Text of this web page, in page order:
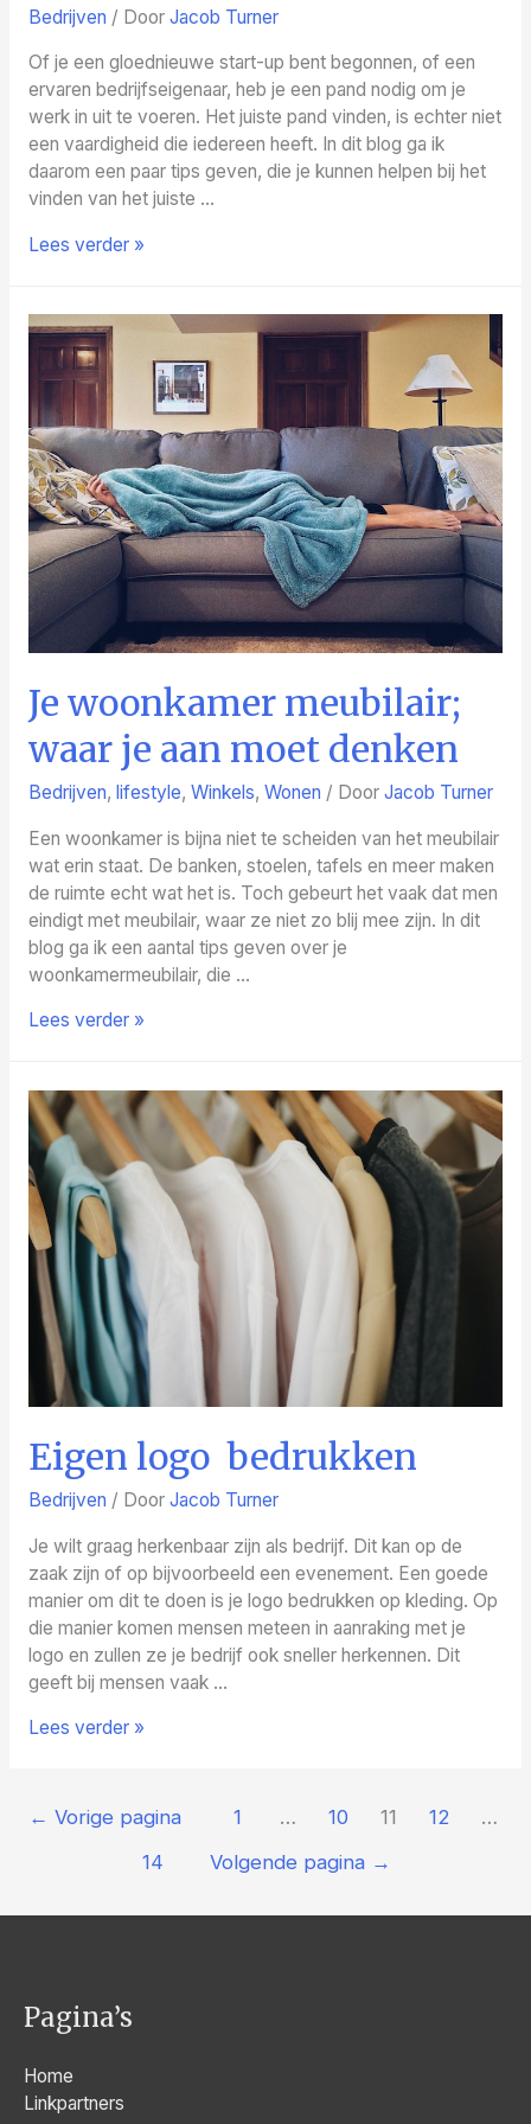
Bedrijven / Door Jacob Turner
Of je een gloednieuwe start-up bent begonnen, of een
ervaren bedrijfseigenaar, heb je een pand nodig om je
werk in uit te voeren. Het juiste pand vinden, is echter niet
een vaardigheid die iedereen heeft. In dit blog ga ik
daarom een paar tips geven, die je kunnen helpen bij het
vinden van het juiste …
Op
een
bedrijfspand?
Lees verder »
Je woonkamer meubilair;
waar je aan moet denken
Bedrijven, lifestyle, Winkels, Wonen / Door Jacob Turner
Een woonkamer is bijna niet te scheiden van het meubilair
wat erin staat. De banken, stoelen, tafels en meer maken
de ruimte echt wat het is. Toch gebeurt het vaak dat men
eindigt met meubilair, waar ze niet zo blij mee zijn. In dit
blog ga ik een aantal tips geven over je
woonkamermeubilair, die …
Je
waar
je
aan
moet
denken
Lees verder »
Eigen logo bedrukken
Bedrijven / Door Jacob Turner
Je wilt graag herkenbaar zijn als bedrijf. Dit kan op de
zaak zijn of op bijvoorbeeld een evenement. Een goede
manier om dit te doen is je logo bedrukken op kleding. Op
die manier komen mensen meteen in aanraking met je
logo en zullen ze je bedrijf ook sneller herkennen. Dit
geeft bij mensen vaak …
Eigen
Lees verder »
Berichten
paginering
← Vorige pagina 1 … 10 11 12
…
14
Volgende pagina →
Pagina’s
Home
Linkpartners